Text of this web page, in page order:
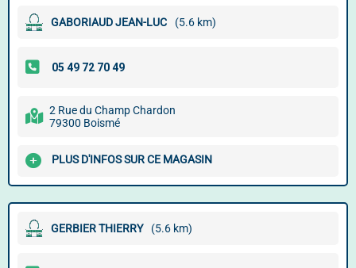
GABORIAUD JEAN-LUC (5.6 km)
2 Rue du Champ Chardon
79300 Boismé
PLUS D'INFOS SUR CE MAGASIN
GERBIER THIERRY (5.6 km)